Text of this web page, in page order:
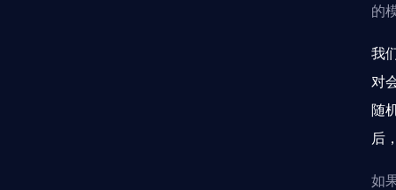
的
我
对
随
后
如